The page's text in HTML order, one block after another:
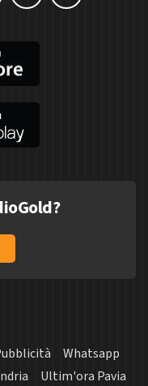
Whatsapp
Ultim'ora Pavia